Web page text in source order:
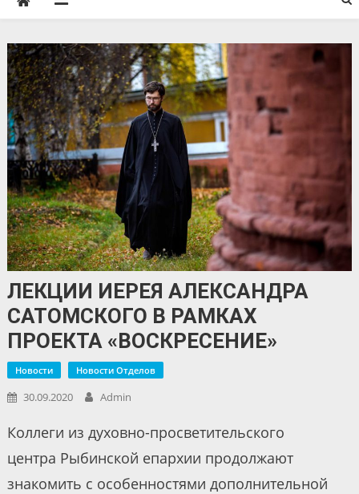
ЛЕКЦИИ ИЕРЕЯ АЛЕКСАНДРА
САТОМСКОГО В РАМКАХ
ПРОЕКТА «ВОСКРЕСЕНИЕ»
Новости Новости Отделов
30.09.2020 Admin
Коллеги из духовно-просветительского
центра Рыбинской епархии продолжают
знакомить с особенностями дополнительной